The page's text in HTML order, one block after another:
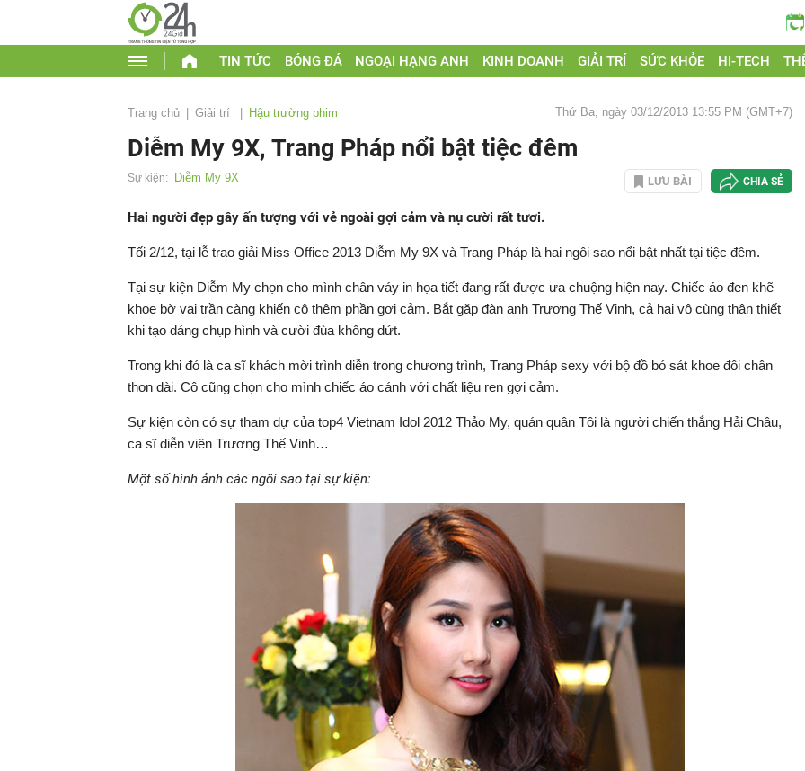
TIN TỨC BÓNG ĐÁ NGOẠI HẠNG ANH KINH DOANH GIẢI TRÍ SỨC KHỎE HI-TECH
Trang chủ Giải trí Hậu trường phim Thứ Ba, ngày 03/12/2013 13:55 PM (GMT+7)
Diễm My 9X, Trang Pháp nổi bật tiệc đêm
Sự kiện: Diễm My 9X LƯU BÀI CHIA SẺ
Hai người đẹp gây ấn tượng với vẻ ngoài gợi cảm và nụ cười rất tươi.
Tối 2/12, tại lễ trao giải Miss Office 2013 Diễm My 9X và Trang Pháp là hai ngôi sao nổi bật nhất tại tiệc đêm.
Tại sự kiện Diễm My chọn cho mình chân váy in họa tiết đang rất được ưa chuộng hiện nay. Chiếc áo đen khẽ
khoe bờ vai trần càng khiến cô thêm phần gợi cảm. Bắt gặp đàn anh Trương Thế Vinh, cả hai vô cùng thân thiết
khi tạo dáng chụp hình và cười đùa không dứt.
Trong khi đó là ca sĩ khách mời trình diễn trong chương trình, Trang Pháp sexy với bộ đồ bó sát khoe đôi chân
thon dài. Cô cũng chọn cho mình chiếc áo cánh với chất liệu ren gợi cảm.
Sự kiện còn có sự tham dự của top4 Vietnam Idol 2012 Thảo My, quán quân Tôi là người chiến thắng Hải Châu,
ca sĩ diễn viên Trương Thế Vinh…
Một số hình ảnh các ngôi sao tại sự kiện: